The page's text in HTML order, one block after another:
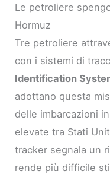
Le petroliere
Hormuz
Tre petroliere
con i sistemi di
Identification
adottano questa
delle imbarcazioni
elevate tra Stati
tracker segnala un
rende più difficile